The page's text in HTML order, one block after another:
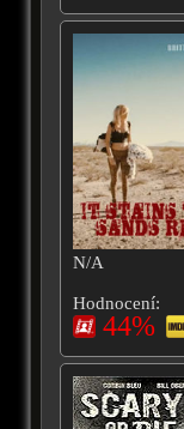
N/A
Hodnocení:
44%